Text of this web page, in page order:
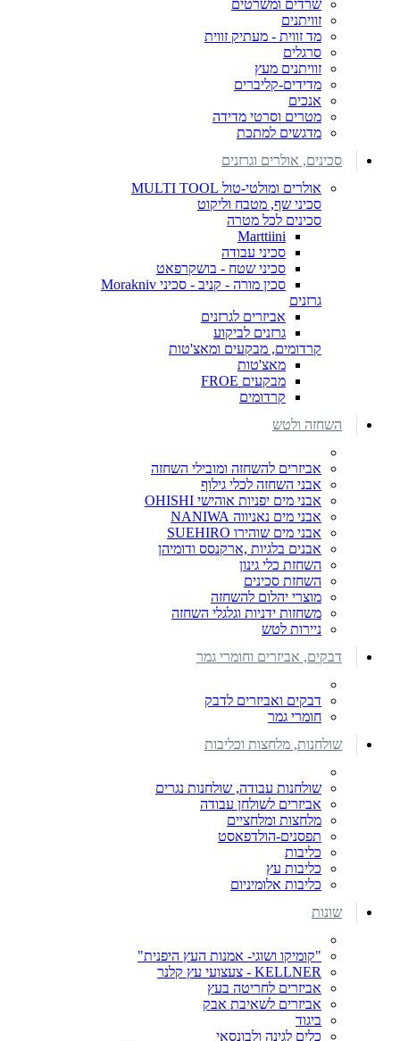
שרדים ומשרטים
זוויתנים
מד זווית - מעתיק זווית
סרגלים
זוויתנים מעץ
מדידים-קליברים
אנכים
מטרים וסרטי מדידה
מדגשים למתכת
סכינים, אולרים וגרזנים
אולרים ומולטי-טול MULTI TOOL
סכיני שף, מטבח וליקוט
סכינים לכל מטרה
Marttiini
סכיני עבודה
סכיני שטח - בושקרפאט
סכין מורה - קניב - סכיני Morakniv
גרזנים
אביזרים לגרזנים
גרזנים לביקוע
קרדומים, מבקעים ומאצ'טות
מאצ'טות
מבקעים FROE
קרדומים
השחזה ולטש
אביזרים להשחזה ומובילי השחזה
אבני השחזה לכלי גילוף
אבני מים יפניות אוהישי OHISHI
אבני מים נאניווה NANIWA
אבני מים שוהירו SUEHIRO
אבנים בלגיות ,ארקנסס ודומיהן
השחזת כלי גינון
השחזת סכינים
מוצרי יהלום להשחזה
משחזות ידניות וגלגלי השחזה
ניירות לטש
דבקים, אביזרים וחומרי גמר
דבקים ואביזרים לדבק
חומרי גמר
שולחנות, מלחצות וכליבות
שולחנות עבודה, שולחנות נגרים
אביזרים לשולחן עבודה
מלחצות ומלחציים
תפסנים-הולדפאסט
כליבות
כליבות עץ
כליבות אלומיניום
שונות
"קומיקו ושוגי- אמנות העץ היפנית"
KELLNER - צעצועי עץ קלנר
אביזרים לחריטה בעץ
אביזרים לשאיבת אבק
ביגוד
כלים לגינה ולבונסאי